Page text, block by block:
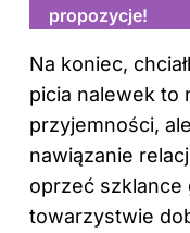
propozycje!
Na koniec,
picia nalewek to
przyjemności,
nawiązanie
oprzeć szklance
towarzystwie